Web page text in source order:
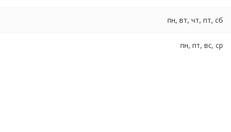
пн, вт, чт, пт, сб
пн, пт, вс, ср